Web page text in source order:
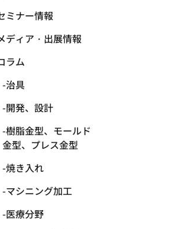
ミナー情報
ディア・出展情報
ラム
治具
開発、設計
樹脂金型、モールド
金型、プレス金型
焼き入れ
マシニング加工
医療分野